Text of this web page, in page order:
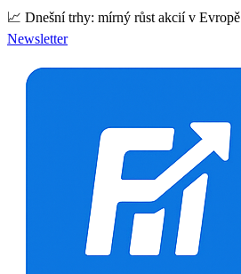
📈 Dnešní trhy: mírný růst akcií v Evropě
Newsletter